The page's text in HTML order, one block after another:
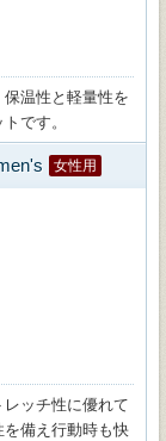
温性と軽量性を
です。
女性用
ッチ性に優れて
備え行動時も快